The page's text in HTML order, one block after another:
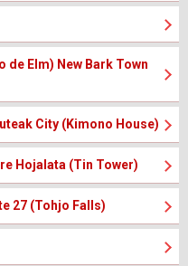
Elm) New Bark Town
City (Kimono House)
Hojalata (Tin Tower)
27 (Tohjo Falls)